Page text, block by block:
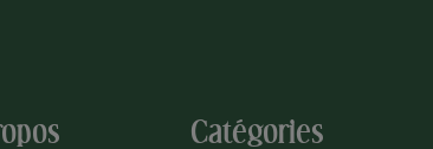
Catégories